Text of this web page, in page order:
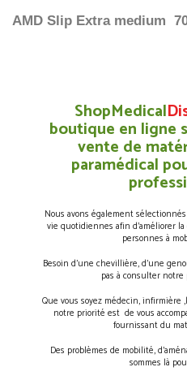
AMD Slip Extra medium
ShopMedical
boutique en ligne
vente de
paramédical
Nous avons également
vie quotidiennes afin d’améliorer
personnes à
Besoin d’une chevillière, d’une
pas à consulter notre
Que vous soyez médecin,
notre priorité est de vous
fournissant du
Des problèmes de mobilité,
sommes là